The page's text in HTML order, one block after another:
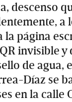
descenso
a
la página
invisible y
de agua,
Díaz se
en la calle